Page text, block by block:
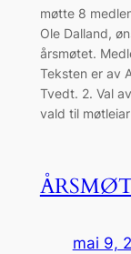
møtte 8
Ole Dalland,
årsmøtet.
Teksten er av
Tvedt. 2. Val
vald til
mai 9,